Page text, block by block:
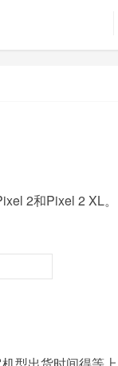
2和Pixel 2 XL。